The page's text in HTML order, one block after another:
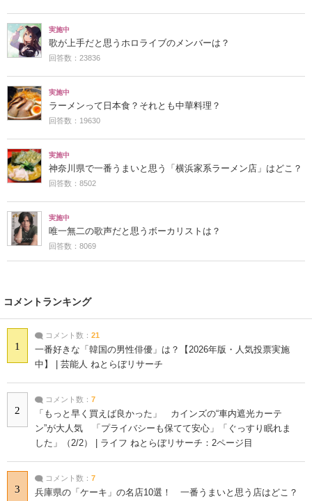
実施中
歌が上手だと思うホロライブのメンバーは？
回答数：23836
実施中
ラーメンって日本食？それとも中華料理？
回答数：19630
実施中
神奈川県で一番うまいと思う「横浜家系ラーメン店」はどこ？
回答数：8502
実施中
唯一無二の歌声だと思うボーカリストは？
回答数：8069
コメントランキング
1
コメント数： 21
一番好きな「韓国の男性俳優」は？【2026年版・人気投票実施
中】 | 芸能人 ねとらぼリサーチ
2
コメント数： 7
「もっと早く買えば良かった」 カインズの“車内遮光カーテ
ン”が大人気 「プライバシーも保てて安心」「ぐっすり眠れま
した」（2/2） | ライフ ねとらぼリサーチ：2ページ目
3
コメント数： 7
兵庫県の「ケーキ」の名店10選！ 一番うまいと思う店はどこ？